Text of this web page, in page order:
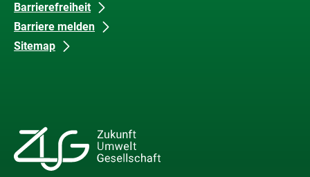
Barrierefreiheit
Barriere melden
Sitemap